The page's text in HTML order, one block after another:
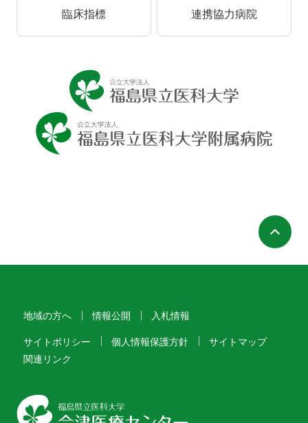
臨床指標 連携協力病院
地域の方へ 情報公開 入札情報
サイトポリシー 個人情報保護方針
サイトマップ
関連リンク